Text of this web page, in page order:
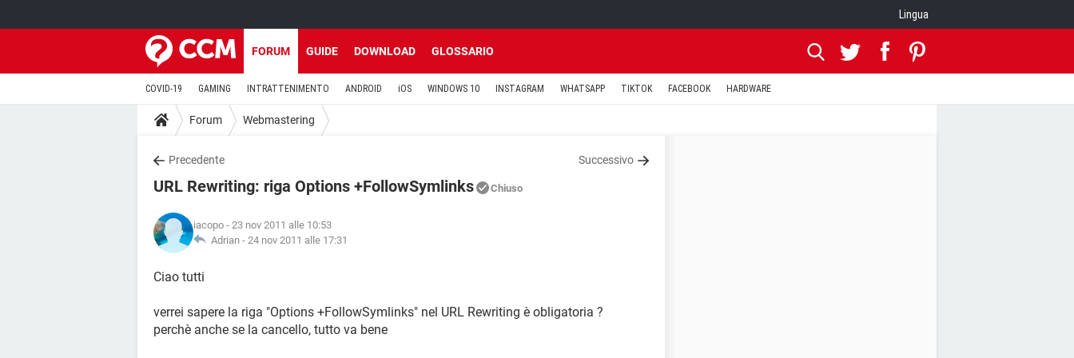
Lingua
FORUM GUIDE DOWNLOAD GLOSSARIO
COVID-19 GAMING INTRATTENIMENTO ANDROID iOS WINDOWS 10 INSTAGRAM WHATSAPP TIKTOK FACEBOOK HARDWARE
Forum Webmastering
Precedente Successivo
URL Rewriting: riga Options +FollowSymlinks Chiuso
iacopo - 23 nov 2011 alle 10:53
Adrian - 24 nov 2011 alle 17:31
Ciao tutti
verrei sapere la riga "Options +FollowSymlinks" nel URL Rewriting è obligatoria ?
perchè anche se la cancello, tutto va bene